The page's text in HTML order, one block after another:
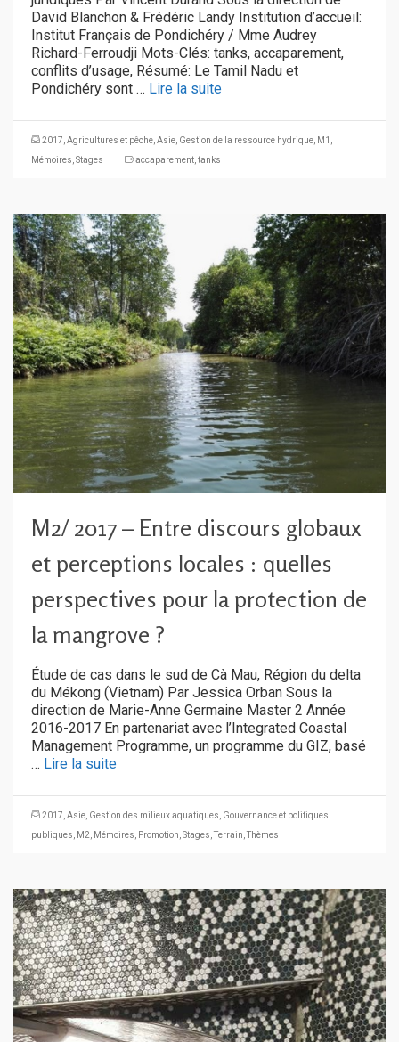
David Blanchon & Frédéric Landy Institution d’accueil:
Institut Français de Pondichéry / Mme Audrey
Richard-Ferroudji Mots-Clés: tanks, accaparement,
conflits d’usage, Résumé: Le Tamil Nadu et
Pondichéry sont … Lire la suite
2017 Agricultures et pêche Asie Gestion de la ressource hydrique M1
Mémoires Stages accaparement tanks
M2/ 2017 – Entre discours globaux
et perceptions locales : quelles
perspectives pour la protection de
la mangrove ?
Étude de cas dans le sud de Cà Mau, Région du delta
du Mékong (Vietnam) Par Jessica Orban Sous la
direction de Marie-Anne Germaine Master 2 Année
2016-2017 En partenariat avec l’Integrated Coastal
Management Programme, un programme du GIZ, basé
… Lire la suite
2017 Asie Gestion des milieux aquatiques Gouvernance et politiques
publiques
M2 Mémoires Promotion Stages ,Terrain ,Thèmes